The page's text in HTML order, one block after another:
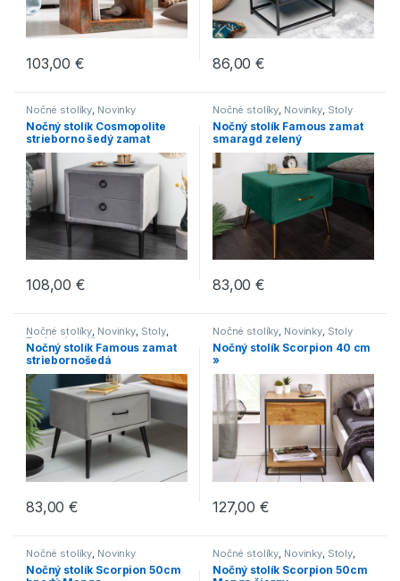
103,00€ 86,00€
Nočné stolíky, Novinky
Nočný stolík Cosmopolite
strieborno šedý zamat
108,00€
Nočné stolíky, Novinky, Stoly
Nočný stolík Famous zamat
smaragd zelený
83,00€
Nočné stolíky, Novinky, Stoly,
Toaletné stolíky
Nočný stolík Famous zamat
striebornošedá
83,00€
Nočné stolíky, Novinky, Stoly
Nočný stolík Scorpion 40 cm
»
127,00€
Nočné stolíky, Novinky
Nočný stolík Scorpion 50cm
Nočné stolíky, Novinky, Stoly,
Toaletné stolíky
Nočný stolík Scorpion 50cm